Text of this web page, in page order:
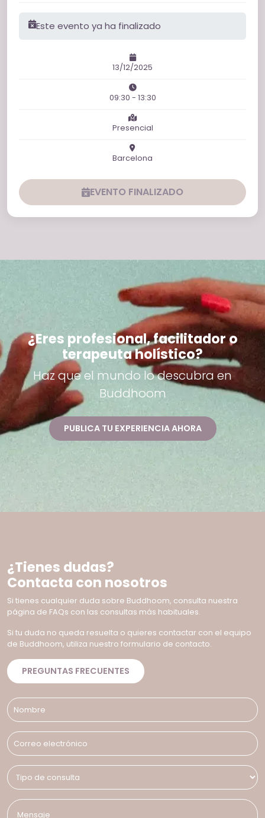
Este evento ya ha finalizado
13/12/2025
09:30 - 13:30
Presencial
Barcelona
EVENTO FINALIZADO
¿Eres profesional, facilitador o
terapeuta holístico?
Haz que el mundo lo descubra en
Buddhoom
PUBLICA TU EXPERIENCIA AHORA
¿Tienes dudas?
Contacta con nosotros
Si tienes cualquier duda sobre Buddhoom, consulta nuestra
página de FAQs con las consultas más habituales.
Si tu duda no queda resuelta o quieres contactar con el equipo
de Buddhoom, utiliza nuestro formulario de contacto.
PREGUNTAS FRECUENTES